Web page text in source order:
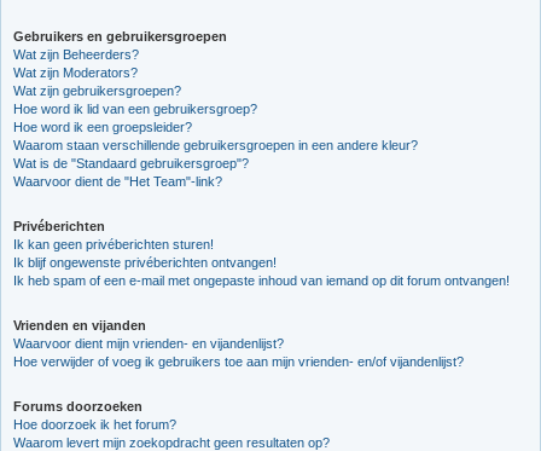
Gebruikers en gebruikersgroepen
Wat zijn Beheerders?
Wat zijn Moderators?
Wat zijn gebruikersgroepen?
Hoe word ik lid van een gebruikersgroep?
Hoe word ik een groepsleider?
Waarom staan verschillende gebruikersgroepen in een andere kleur?
Wat is de "Standaard gebruikersgroep"?
Waarvoor dient de "Het Team"-link?
Privéberichten
Ik kan geen privéberichten sturen!
Ik blijf ongewenste privéberichten ontvangen!
Ik heb spam of een e-mail met ongepaste inhoud van iemand op dit forum ontvangen!
Vrienden en vijanden
Waarvoor dient mijn vrienden- en vijandenlijst?
Hoe verwijder of voeg ik gebruikers toe aan mijn vrienden- en/of vijandenlijst?
Forums doorzoeken
Hoe doorzoek ik het forum?
Waarom levert mijn zoekopdracht geen resultaten op?